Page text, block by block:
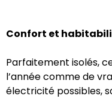
Confort et
Parfaitement isolés,
l’année comme de
électricité possibles,